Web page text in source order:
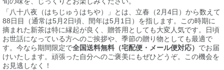
「八十八夜（はちじゅうはちや）」とは、立春（2月4日）から数えて
88日目（通常は5月2日頃、閏年は5月1日）を指します。この時期に
摘まれた新茶は特に縁起が良く、贈答用としても大変人気です。日頃
お世話になっている方へのご挨拶や、季節の贈り物としても最適で
す。今なら期間限定で全国送料無料（宅配便・メール便対応） でお届
けいたします。頑張った自分へのご褒美にもぜひどうぞ。この機会を
お見逃しなく！